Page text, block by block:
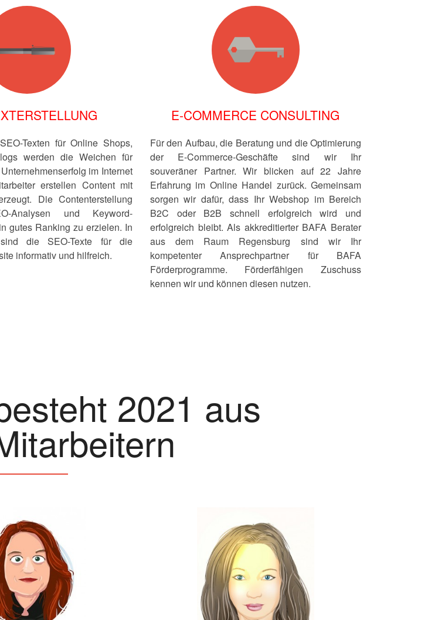
Texten für Online Shops,
werden die Weichen für
im Internet
erstellen Content mit
Die Contenterstellung
Analysen und Keyword-
gutes Ranking zu erzielen. In
die SEO-Texte für die
informativ und hilfreich.
E-COMMERCE CONSULTING
Für den Aufbau, die Beratung und die Optimierung
der E-Commerce-Geschäfte sind wir Ihr
souveräner Partner. Wir blicken auf 22 Jahre
Erfahrung im Online Handel zurück. Gemeinsam
sorgen wir dafür, dass Ihr Webshop im Bereich
B2C oder B2B schnell erfolgreich wird und
erfolgreich bleibt. Als akkreditierter BAFA Berater
aus dem Raum Regensburg sind wir Ihr
kompetenter Ansprechpartner für BAFA
Förderprogramme. Förderfähigen Zuschuss
kennen wir und können diesen nutzen.
2021 aus